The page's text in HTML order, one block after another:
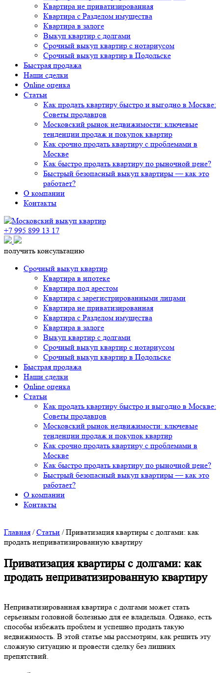
Квартира не приватизированная
Квартира с Разделом имущества
Квартира в залоге
Выкуп квартир с долгами
Срочный выкуп квартир с нотариусом
Срочный выкуп квартир в Подольске
Быстрая продажа
Наши сделки
Online оценка
Статьи
Как продать квартиру быстро и выгодно в Москве:
Советы продавцов
Московский рынок недвижимости: ключевые
тенденции продаж и покупок квартир
Как срочно продать квартиру с проблемами в
Москве
Как быстро продать квартиру по рыночной цене?
Быстрый безопасный выкуп квартиры — как это
работает?
О компании
Контакты
+7 995 899 13 17
получить консультацию
Срочный выкуп квартир
Квартира в ипотеке
Квартира под арестом
Квартира с зарегистрированными лицами
Квартира не приватизированная
Квартира с Разделом имущества
Квартира в залоге
Выкуп квартир с долгами
Срочный выкуп квартир с нотариусом
Срочный выкуп квартир в Подольске
Быстрая продажа
Наши сделки
Online оценка
Статьи
Как продать квартиру быстро и выгодно в Москве:
Советы продавцов
Московский рынок недвижимости: ключевые
тенденции продаж и покупок квартир
Как срочно продать квартиру с проблемами в
Москве
Как быстро продать квартиру по рыночной цене?
Быстрый безопасный выкуп квартиры — как это
работает?
О компании
Контакты
Главная /Статьи /Приватизация квартиры с долгами: как
продать неприватизированную квартиру
Приватизация квартиры с долгами: как
продать неприватизированную квартиру
Неприватизированная квартира с долгами может стать
серьезным головной болезнью для ее владельца. Однако, есть
способы избежать проблем и успешно продать такую
недвижимость. В этой статье мы рассмотрим, как решить эту
сложную ситуацию и провести сделку без лишних
препятствий.